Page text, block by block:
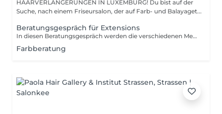
HAARVERLÄNGERUNGEN IN LUXEMBURG! Du bist auf der
Suche, nach einem Friseursalon, der auf Farb- und Balayaget...
Beratungsgespräch für Extensions
In diesen Beratungsgespräch werden die verschiedenen Methoden erklärt und individuell ausgesucht. Wir bestimmen die Farbe und rechnen den genauen Preis.
Farbberatung